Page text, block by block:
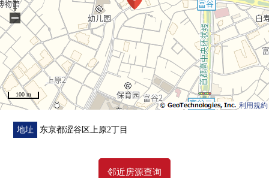
•关于西南×西北的边角房，风景、通风良好
•实际使用面积43.48平米、1LDK的容易使用的房型
•能从西式房间(约6张塌塌米)的老虎窗在气候的好的日看富
士山(季节、依据天气好坏)
•西北一侧阳台没有最大约1.95m的纵深，在前面阻碍的建筑
物，并且开放性的风景
•生活在宽大的框格使用明亮地是开放对象
•因为没有上层楼面所以生活声音的担心少，并且舒适
•与隔壁门的接地平面只是厨房，并且高的隐私性
利用規約
100 m
−
地址 东京都涩谷区上原2丁目
邻近房源查询